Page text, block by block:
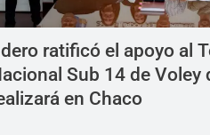
ratificó el apoyo al
Sub 14 de Voley
en Chaco